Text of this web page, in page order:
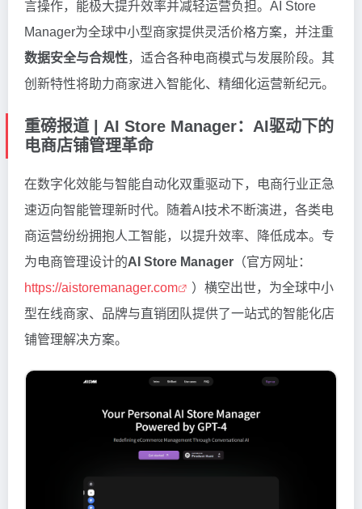
言操作，能极大提升效率并减轻运营负担。AI Store
Manager为全球中小型商家提供灵活价格方案，并注重
数据安全与合规性，适合各种电商模式与发展阶段。其
创新特性将助力商家进入智能化、精细化运营新纪元。
重磅报道 | AI Store Manager：AI驱动下的
电商店铺管理革命
在数字化效能与智能自动化双重驱动下，电商行业正急
速迈向智能管理新时代。随着AI技术不断演进，各类电
商运营纷纷拥抱人工智能，以提升效率、降低成本。专
为电商管理设计的AI Store Manager （官方网址：
https://aistoremanager.com
）横空出世，为全球中小
型在线商家、品牌与直销团队提供了一站式的智能化店
铺管理解决方案。